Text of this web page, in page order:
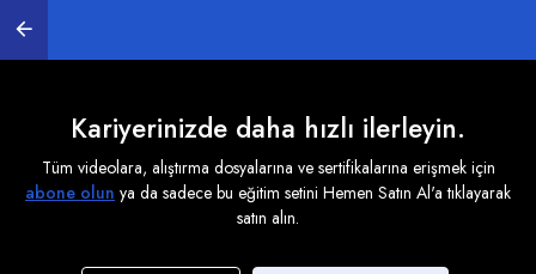
Kariyerinizde daha hızlı ilerleyin.
Tüm videolara, alıştırma dosyalarına ve sertifikalarına erişmek için
abone olun ya da sadece bu eğitim setini Hemen Satın Al'a tıklayarak
satın alın.
0
8. Veri Modelleme İşlemleri